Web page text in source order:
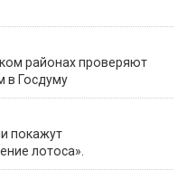
районах проверяют
в Госдуму
покажут
лотоса».